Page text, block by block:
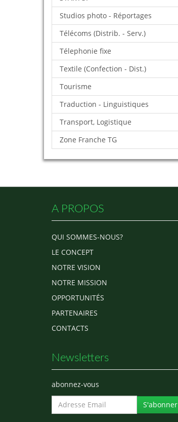
Studios photo - Réportages
Télécoms (Distrib. - Serv.)
Télephonie fixe
Textile (Confection - Dist.)
Tourisme
Traduction - Linguistiques
Transport, Logistique
Zone Franche TG
A PROPOS
QUI SOMMES-NOUS?
LE CONCEPT
NOTRE VISION
NOTRE MISSION
OPPORTUNITÉS
PARTENAIRES
CONTACTS
Newsletters
abonnez-vous
S'abonner